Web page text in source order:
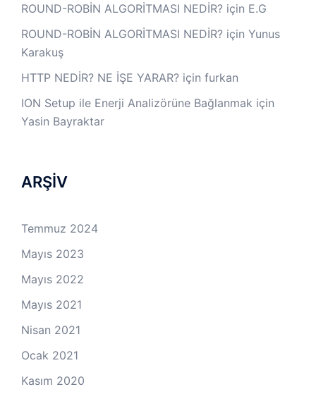
ROUND-ROBİN ALGORİTMASI NEDİR? için E.G
ROUND-ROBİN ALGORİTMASI NEDİR? için Yunus
Karakuş
HTTP NEDİR? NE İŞE YARAR? için furkan
ION Setup ile Enerji Analizörüne Bağlanmak için
Yasin Bayraktar
ARŞİV
Temmuz 2024
Mayıs 2023
Mayıs 2022
Mayıs 2021
Nisan 2021
Ocak 2021
Kasım 2020